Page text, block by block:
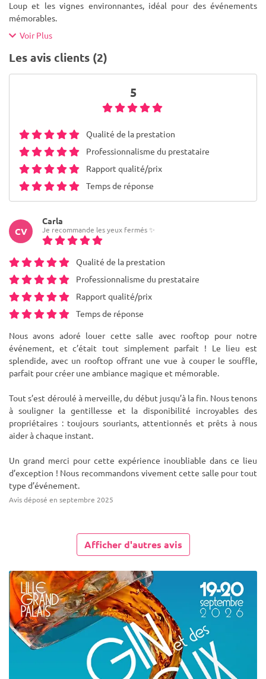
Loup et les vignes environnantes, idéal pour des événements
mémorables.
Voir Plus
Les avis clients (2)
5
Qualité de la prestation
Professionnalisme du prestataire
Rapport qualité/prix
Temps de réponse
CV
Carla
Je recommande les yeux fermés ✨
Qualité de la prestation
Professionnalisme du prestataire
Rapport qualité/prix
Temps de réponse
Nous avons adoré louer cette salle avec rooftop pour notre
événement, et c’était tout simplement parfait ! Le lieu est
splendide, avec un rooftop offrant une vue à couper le souffle,
parfait pour créer une ambiance magique et mémorable.
Tout s’est déroulé à merveille, du début jusqu’à la fin. Nous tenons
à souligner la gentillesse et la disponibilité incroyables des
propriétaires : toujours souriants, attentionnés et prêts à nous
aider à chaque instant.
Un grand merci pour cette expérience inoubliable dans ce lieu
d’exception ! Nous recommandons vivement cette salle pour tout
type d’événement.
Avis déposé en septembre 2025
Afficher d'autres avis